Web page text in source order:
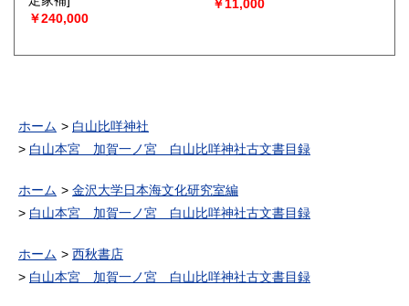
￥240,000
￥11,000
ホーム
白山比咩神社
白山本宮 加賀一ノ宮 白山比咩神社古文書目録
ホーム
金沢大学日本海文化研究室編
白山本宮 加賀一ノ宮 白山比咩神社古文書目録
ホーム
西秋書店
白山本宮 加賀一ノ宮 白山比咩神社古文書目録